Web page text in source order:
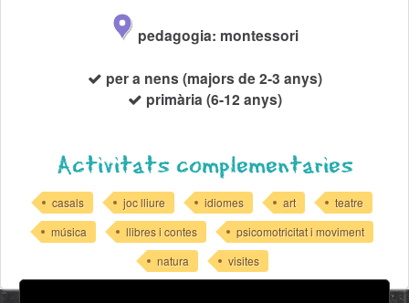
pedagogia: montessori
per a nens (majors de 2-3 anys)
primària (6-12 anys)
Activitats complementaries
casals joc lliure idiomes art
teatre
música
llibres i contes
psicomotricitat i moviment
natura
visites